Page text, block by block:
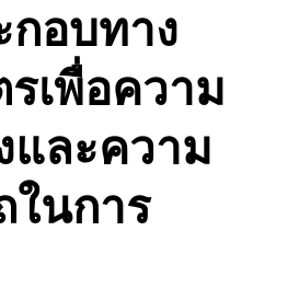
กอบทาง
เพื่อความ
และความ
ในการ